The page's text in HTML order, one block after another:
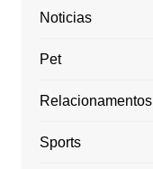
Noticias
Pet
Relacionamentos
Sports